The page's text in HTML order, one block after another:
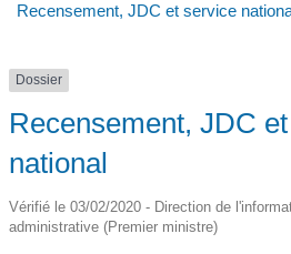
Recensement, JDC et service
Dossier
Recensement, JDC
national
Vérifié le 03/02/2020 - Direction de
administrative (Premier ministre)